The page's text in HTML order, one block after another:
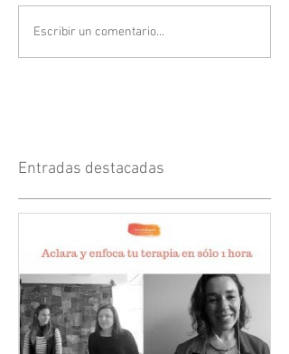
Escribir un comentario...
Entradas destacadas